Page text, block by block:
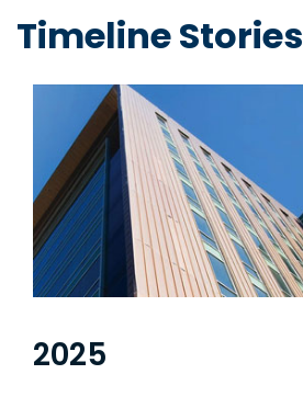
Timeline Stories
2025